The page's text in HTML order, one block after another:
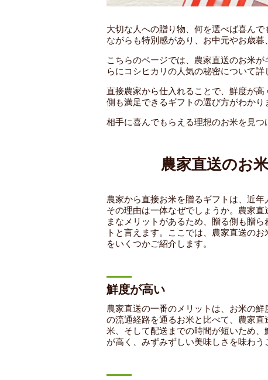
大切な人への贈り物、何を選べば喜ん
ながらも特別感があり、お中元やお歳暮
こちらのページでは、農家直送のお米
らにコシヒカリの人気の秘密について詳
直接農家から仕入れることで、鮮度が
側も満足できるギフトの選び方がわかり
相手に喜んでもらえる理想のお米を見つ
農家直送のお
農家から直接お米を贈るギフトは、近年
その理由は一体なぜでしょうか。農家
まなメリットがあるため、贈る側も贈
トと言えます。ここでは、農家直送の
をいくつかご紹介します。
鮮度が高い
農家直送の一番のメリットは、お米の鮮
の流通経路を通るお米と比べて、農家直
米、そして配送までの時間が短いため
が高く、みずみずしい美味しさを味わう